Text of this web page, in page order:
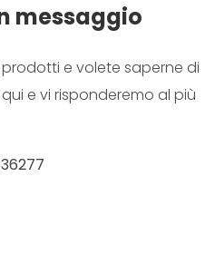
messaggio
e volete saperne di
e vi risponderemo al più